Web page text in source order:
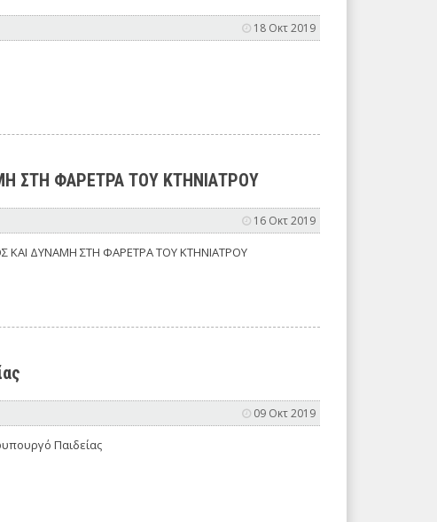
18 Οκτ 2019
ΣΤΗ ΦΑΡΕΤΡΑ ΤΟΥ ΚΤΗΝΙΑΤΡΟΥ
16 Οκτ 2019
ΚΑΙ ΔΥΝΑΜΗ ΣΤΗ ΦΑΡΕΤΡΑ ΤΟΥ ΚΤΗΝΙΑΤΡΟΥ
09 Οκτ 2019
Παιδείας